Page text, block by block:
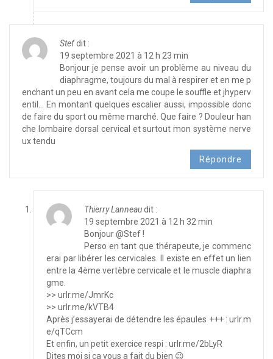
Stefdit :
19 septembre 2021 à 12 h 23 min
Bonjour je pense avoir un problème au niveau du
diaphragme, toujours du mal à respirer et en me p
enchant un peu en avant cela me coupe le souffle et jhyperv
entil… En montant quelques escalier aussi, impossible donc
de faire du sport ou même marché. Que faire ? Douleur han
che lombaire dorsal cervical et surtout mon système nerve
ux tendu
Répondre
Thierry Lanneaudit :
19 septembre 2021 à 12 h 32 min
Bonjour @Stef !
Perso en tant que thérapeute, je commenc
erai par libérer les cervicales. Il existe en effet un lien
entre la 4ème vertèbre cervicale et le muscle diaphra
gme.
>> urlr.me/JmrKc
>> urlr.me/kVTB4
Après j’essayerai de détendre les épaules +++ : urlr.m
e/qTCcm
Et enfin, un petit exercice respi : urlr.me/2bLyR
Dites moi si ça vous a fait du bien 😉